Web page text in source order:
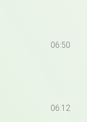
06:50
06:12